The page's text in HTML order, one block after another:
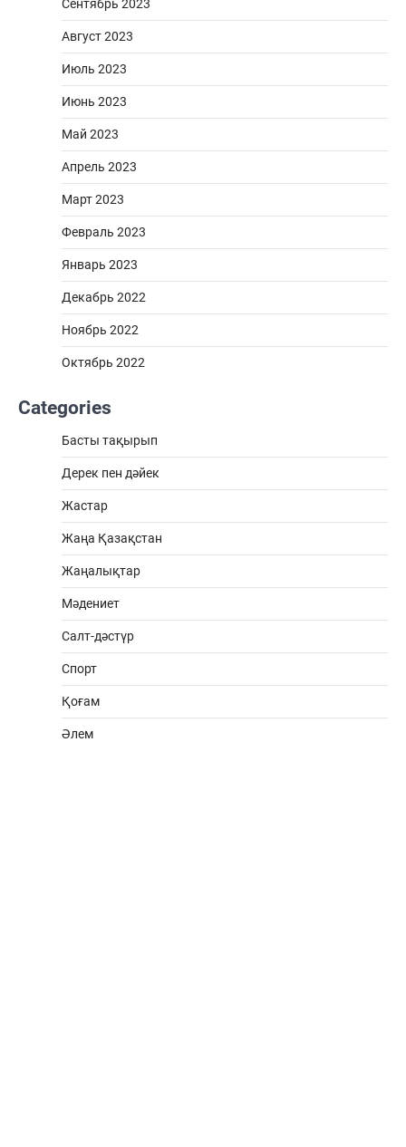
Сентябрь 2023
Август 2023
Июль 2023
Июнь 2023
Май 2023
Апрель 2023
Март 2023
Февраль 2023
Январь 2023
Декабрь 2022
Ноябрь 2022
Октябрь 2022
Categories
Басты тақырып
Дерек пен дәйек
Жастар
Жаңа Қазақстан
Жаңалықтар
Мәдениет
Салт-дәстүр
Спорт
Қоғам
Әлем